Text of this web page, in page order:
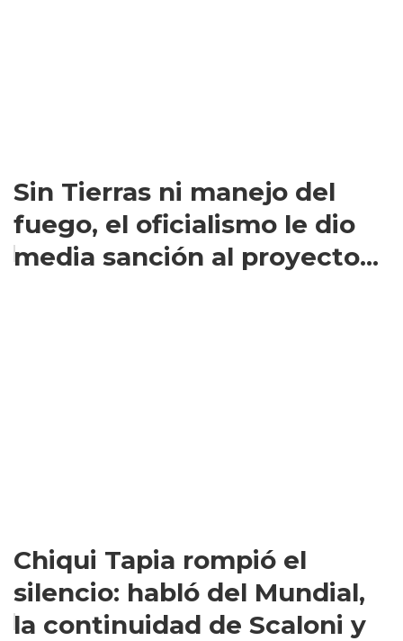
Sin Tierras ni manejo del
fuego, el oficialismo le dio
media sanción al proyecto...
Chiqui Tapia rompió el
silencio: habló del Mundial,
la continuidad de Scaloni y